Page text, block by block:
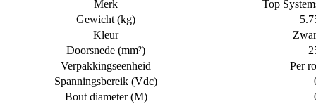
Merk
Top
Gewicht (kg)
Kleur
Doorsnede (mm²)
Verpakkingseenheid
Per
Spanningsbereik (Vdc)
Bout diameter (M)